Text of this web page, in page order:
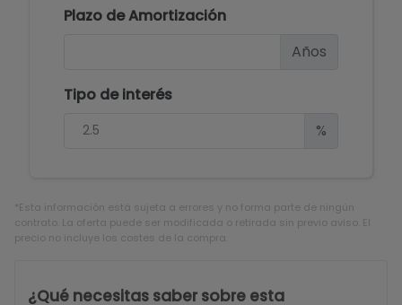
Plazo de Amortización
Años
Tipo de interés
%
*Esta información está sujeta a errores y no forma parte de ningún
contrato. La oferta puede ser modificada o retirada sin previo aviso. El
precio no incluye los costes de la compra.
¿Qué necesitas saber sobre esta